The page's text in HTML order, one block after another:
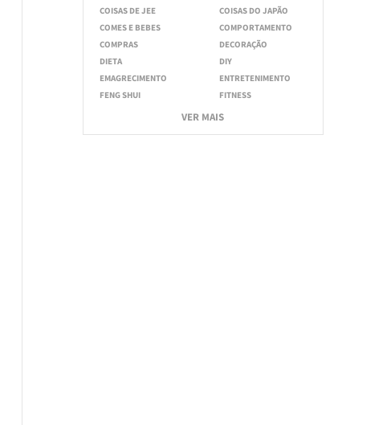
COISAS DE JEE
COISAS DO JAPÃO
COMES E BEBES
COMPORTAMENTO
COMPRAS
DECORAÇÃO
DIETA
DIY
EMAGRECIMENTO
ENTRETENIMENTO
FENG SHUI
FITNESS
VER MAIS